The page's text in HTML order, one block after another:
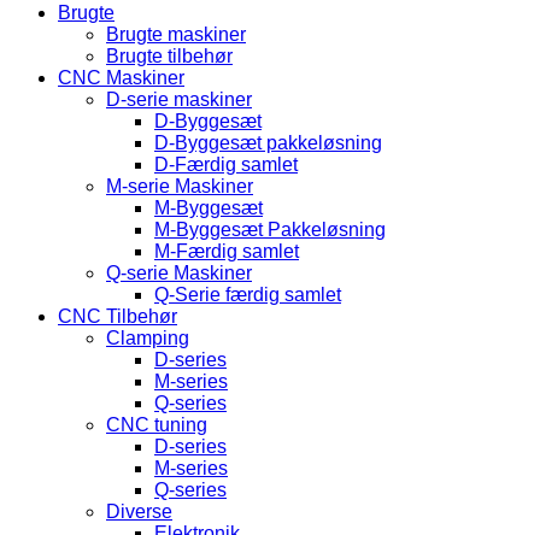
Brugte
Brugte maskiner
Brugte tilbehør
CNC Maskiner
D-serie maskiner
D-Byggesæt
D-Byggesæt pakkeløsning
D-Færdig samlet
M-serie Maskiner
M-Byggesæt
M-Byggesæt Pakkeløsning
M-Færdig samlet
Q-serie Maskiner
Q-Serie færdig samlet
CNC Tilbehør
Clamping
D-series
M-series
Q-series
CNC tuning
D-series
M-series
Q-series
Diverse